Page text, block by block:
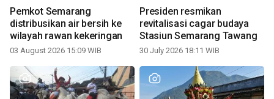
Pemkot Semarang
distribusikan air bersih ke
wilayah rawan kekeringan
03 August 2026 15:09 WIB
Presiden resmikan
revitalisasi cagar budaya
Stasiun Semarang Tawang
30 July 2026 18:11 WIB